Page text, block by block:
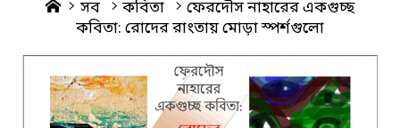
Home
সব কবিতা
ফেরদৌস নাহারের একগুচ্ছ
কবিতা: রোদের রাংতায় মোড়া স্পর্শগুলো